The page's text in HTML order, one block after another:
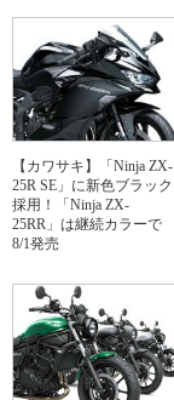
【カワサキ】「Ninja ZX-
25R SE」に新色ブラック
採用！「Ninja ZX-
25RR」は継続カラーで
8/1発売